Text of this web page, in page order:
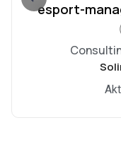
esport-